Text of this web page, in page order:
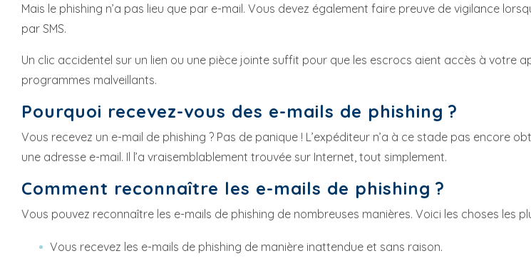
Mais le phishing n’a pas lieu que par e-mail. Vous devez également faire preuve de vigilance
par SMS.
Un clic accidentel sur un lien ou une pièce jointe suffit pour que les escrocs aient accès à votre
programmes malveillants.
Pourquoi recevez-vous des e-mails de phishing ?
Vous recevez un e-mail de phishing ? Pas de panique ! L’expéditeur n’a à ce stade pas encore
une adresse e-mail. Il l’a vraisemblablement trouvée sur Internet, tout simplement.
Comment reconnaître les e-mails de phishing ?
Vous pouvez reconnaître les e-mails de phishing de nombreuses manières. Voici les choses les
Vous recevez les e-mails de phishing de manière inattendue et sans raison.